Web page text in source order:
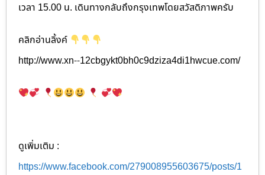
เวลา 15.00 น. เดินทางกลับถึงกรุงเทพโดยสวัสดิภาพครับ
คลิกอ่านลิ้งค์
http://www.xn--12cbgykt0bh0c9dziza4di1hwcue.com/
ดูเพิ่มเติม :
https://www.facebook.com/279008955603675/posts/1